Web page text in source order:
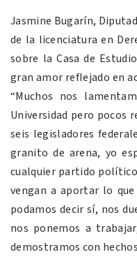
Jasmine Bugarín,
de la licenciatura en
sobre la Casa de
gran amor reflejado en
“Muchos nos
Universidad pero pocos
seis legisladores
granito de arena, yo
cualquier partido
vengan a aportar lo
podamos decir sí, nos
nos ponemos a
demostramos con